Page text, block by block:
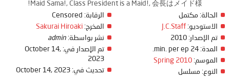
Maid Sama!, Class President is a Maid!, 会長はメイド様!
الحالة: مكتمل
الاستوديو: J.C.Staff
تم الإصدار:
المدة:
الموسم: Spring 2010
النوع: مسلسل
الرقابة:
المخرج: Sakurai Hiroaki
نشر بواسطة: admin
تم الإصدار في: October 14,
2023
تحديث في: October 14, 2023